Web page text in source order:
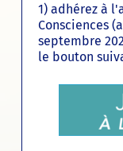
1) adhérez à
Consciences
septembre
le bouton